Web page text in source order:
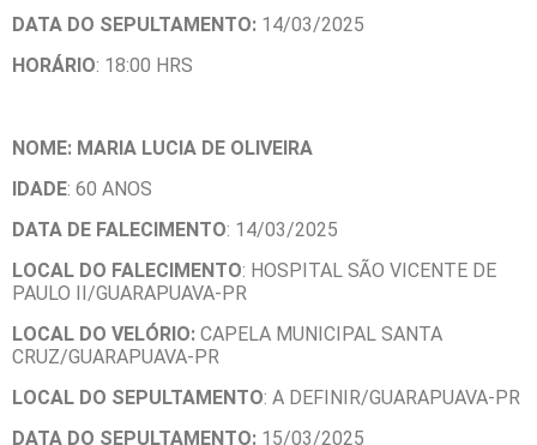
DATA DO SEPULTAMENTO: 14/03/2025
HORÁRIO: 18:00 HRS
NOME: MARIA LUCIA DE OLIVEIRA
IDADE: 60 ANOS
DATA DE FALECIMENTO: 14/03/2025
LOCAL DO FALECIMENTO: HOSPITAL SÃO VICENTE DE
PAULO II/GUARAPUAVA-PR
LOCAL DO VELÓRIO: CAPELA MUNICIPAL SANTA
CRUZ/GUARAPUAVA-PR
LOCAL DO SEPULTAMENTO: A DEFINIR/GUARAPUAVA-PR
DATA DO SEPULTAMENTO: 15/03/2025